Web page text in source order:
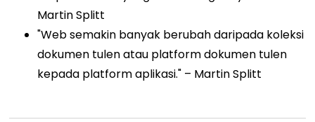
Martin Splitt
"Web semakin banyak berubah daripada koleksi
dokumen tulen atau platform dokumen tulen
kepada platform aplikasi." – Martin Splitt